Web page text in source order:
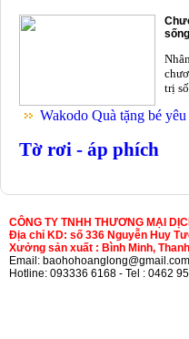
trị
Wakodo Quà tặng bé yêu
Tờ rơi - áp phích
CÔNG TY TNHH THƯƠNG MẠI
Địa chỉ KD: số 336 Nguyễn Huy
Xưởng sản xuất : Bình Minh, Thanh
Email: baohohoanglong@gmail.com
Hotline: 093336 6168 - Tel : 0462